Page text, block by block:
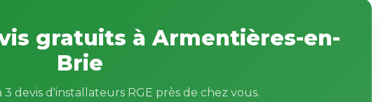
gratuits à Armentières-en-
Brie
devis d'installateurs RGE près de chez vous.